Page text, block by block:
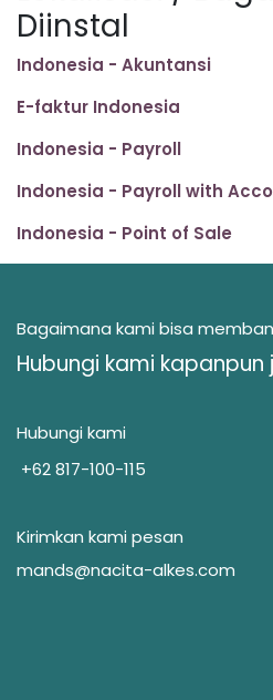
Diinstal
Indonesia - Akuntansi
E-faktur Indonesia
Indonesia - Payroll
Indonesia - Payroll with
Indonesia - Point of Sale
Bagaimana kami bisa
Hubungi kami kapanpun
Hubungi kami
+62 817-100-115
Kirimkan kami pesan
mands@nacita-alkes.com